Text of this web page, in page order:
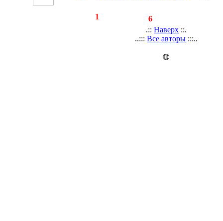
1
6
.:: Наверх ::.
..::: Все авторы :::..
🌐